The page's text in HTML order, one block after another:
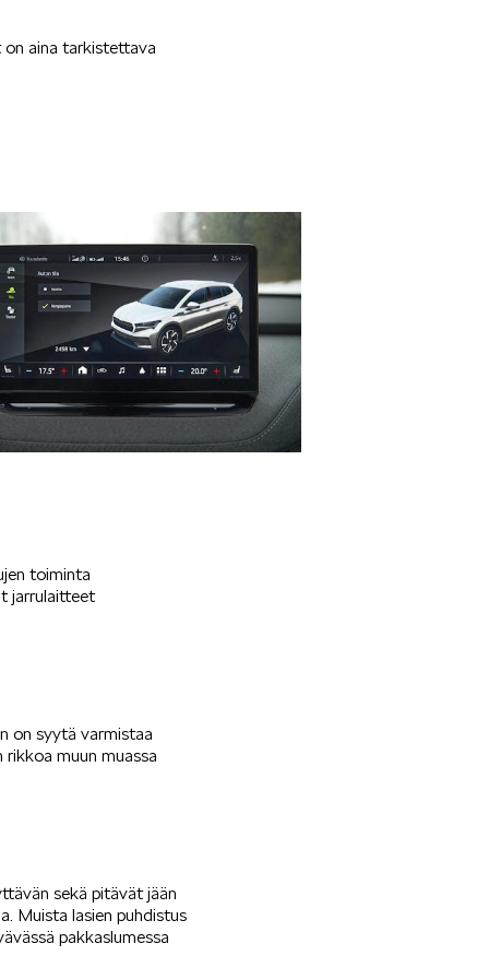
on aina tarkistettava
toiminta
jarrulaitteet
on syytä varmistaa
muun muassa
sekä pitävät jään
Muista lasien puhdistus
pakkaslumessa